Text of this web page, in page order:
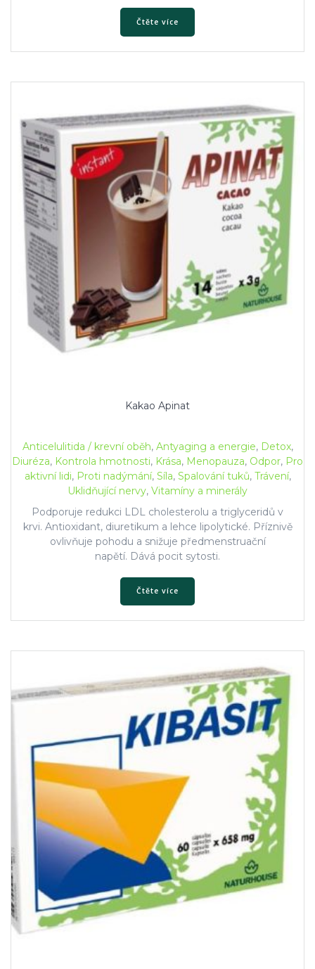
Čtěte více
Kakao Apinat
Anticelulitida / krevní oběh, Antyaging a energie, Detox,
Diuréza, Kontrola hmotnosti, Krása, Menopauza, Odpor, Pro
aktivní lidi, Proti nadýmání, Síla, Spalování tuků, Trávení,
Uklidňující nervy, Vitamíny a minerály
Podporuje redukci LDL cholesterolu a triglyceridů v
krvi. Antioxidant, diuretikum a lehce lipolytické. Příznivě
ovlivňuje pohodu a snižuje předmenstruační
napětí. Dává pocit sytosti.
Čtěte více